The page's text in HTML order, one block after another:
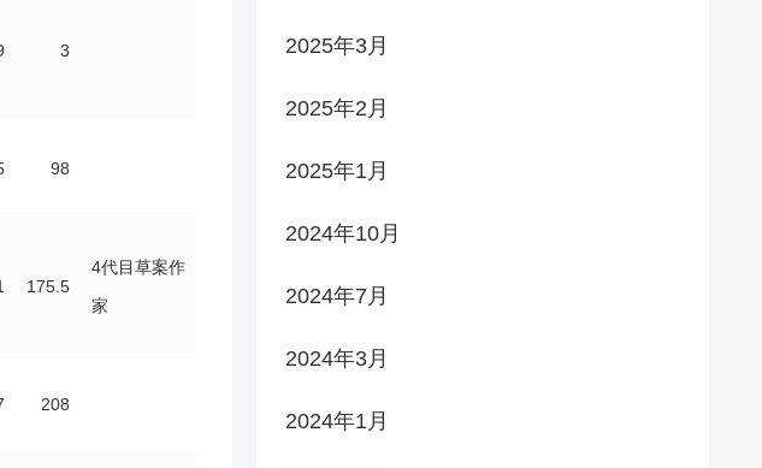
3
98
175.5
4代目草案作
家
208
2025年3月
2025年2月
2025年1月
2024年10月
2024年7月
2024年3月
2024年1月